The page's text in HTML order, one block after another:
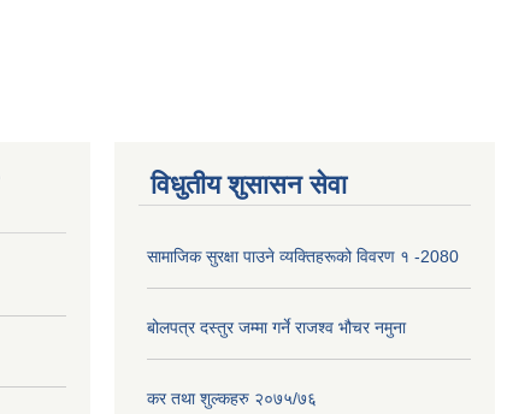
विधुतीय शुसासन सेवा
सामाजिक सुरक्षा पाउने व्यक्तिहरूको विवरण १ -2080
बोलपत्र दस्तुर जम्मा गर्ने राजश्व भौचर नमुना
कर तथा शुल्कहरु २०७५/७६